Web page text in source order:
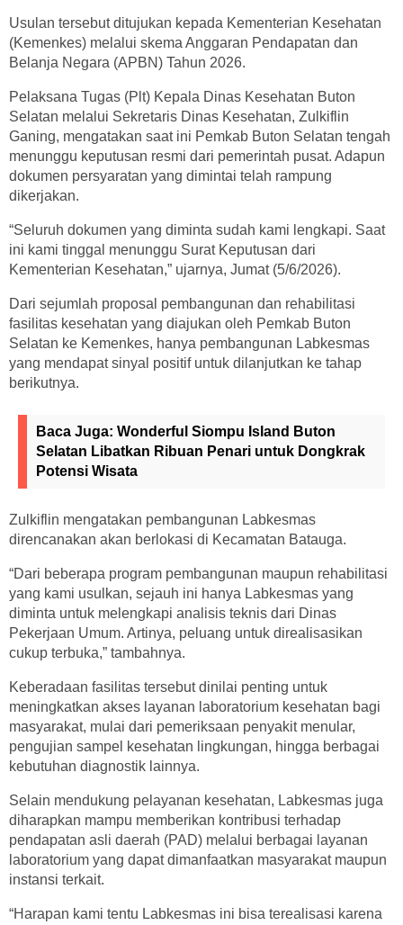
Usulan tersebut ditujukan kepada Kementerian Kesehatan
(Kemenkes) melalui skema Anggaran Pendapatan dan
Belanja Negara (APBN) Tahun 2026.
Pelaksana Tugas (Plt) Kepala Dinas Kesehatan Buton
Selatan melalui Sekretaris Dinas Kesehatan, Zulkiflin
Ganing, mengatakan saat ini Pemkab Buton Selatan tengah
menunggu keputusan resmi dari pemerintah pusat. Adapun
dokumen persyaratan yang dimintai telah rampung
dikerjakan.
“Seluruh dokumen yang diminta sudah kami lengkapi. Saat
ini kami tinggal menunggu Surat Keputusan dari
Kementerian Kesehatan,” ujarnya, Jumat (5/6/2026).
Dari sejumlah proposal pembangunan dan rehabilitasi
fasilitas kesehatan yang diajukan oleh Pemkab Buton
Selatan ke Kemenkes, hanya pembangunan Labkesmas
yang mendapat sinyal positif untuk dilanjutkan ke tahap
berikutnya.
Baca Juga: Wonderful Siompu Island Buton
Selatan Libatkan Ribuan Penari untuk Dongkrak
Potensi Wisata
Zulkiflin mengatakan pembangunan Labkesmas
direncanakan akan berlokasi di Kecamatan Batauga.
“Dari beberapa program pembangunan maupun rehabilitasi
yang kami usulkan, sejauh ini hanya Labkesmas yang
diminta untuk melengkapi analisis teknis dari Dinas
Pekerjaan Umum. Artinya, peluang untuk direalisasikan
cukup terbuka,” tambahnya.
Keberadaan fasilitas tersebut dinilai penting untuk
meningkatkan akses layanan laboratorium kesehatan bagi
masyarakat, mulai dari pemeriksaan penyakit menular,
pengujian sampel kesehatan lingkungan, hingga berbagai
kebutuhan diagnostik lainnya.
Selain mendukung pelayanan kesehatan, Labkesmas juga
diharapkan mampu memberikan kontribusi terhadap
pendapatan asli daerah (PAD) melalui berbagai layanan
laboratorium yang dapat dimanfaatkan masyarakat maupun
instansi terkait.
“Harapan kami tentu Labkesmas ini bisa terealisasi karena